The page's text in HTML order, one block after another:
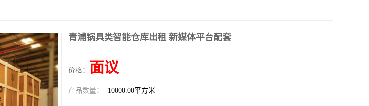
青浦锅具类智能仓库出租 新媒体平台配套
价格： 面议
产品数量： 10000.00平方米